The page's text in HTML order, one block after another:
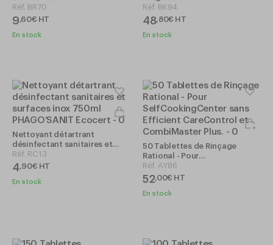
Réf. BR70
9,60€ HT
En stock
Réf. BK94
48,80€ HT
En stock
Nettoyant détartrant
désinfectant sanitaires et
surfaces inox 750ml
Réf. RC13
4,90€ HT
En stock
50 Tablettes de Rinçage
Rational - Pour
SelfCookingCenter sans
Efficient CareControl et
CombiMaster Plus.
Réf. AY86
52,00€ HT
En stock